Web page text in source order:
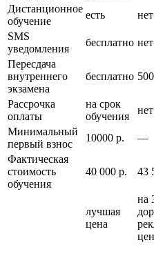
Дистанционное
обучение
есть нет
SMS
уведомления
бесплатно нет
Пересдача
внутреннего
экзамена
бесплатно
Рассрочка
оплаты
на срок
обучения
нет
Минимальный
первый взнос
10000 р. —
Фактическая
стоимость
обучения
40 000 р. 43
лучшая
цена
на